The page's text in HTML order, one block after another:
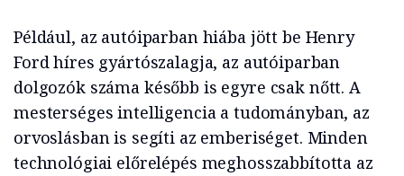
Például, az autóiparban hiába jött be Henry
Ford híres gyártószalagja, az autóiparban
dolgozók száma később is egyre csak nőtt. A
mesterséges intelligencia a tudományban, az
orvoslásban is segíti az emberiséget. Minden
technológiai előrelépés meghosszabbította az